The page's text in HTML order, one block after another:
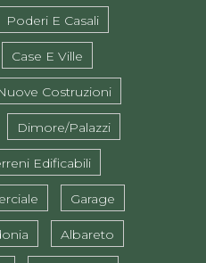
Poderi E Casali
Case E Ville
Costruzioni
Dimore/Palazzi
Edificabili
Garage
Albareto